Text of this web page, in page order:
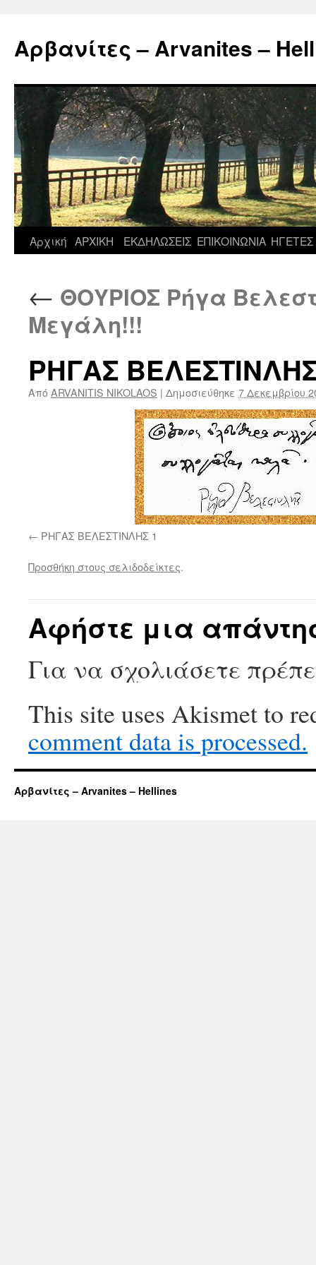
περιεχόμενο
Αρβανίτες – Arvanites –
Αρχική ΑΡΧΙΚΗ ΕΚΔΗΛΩΣΕΙΣ ΕΠΙΚΟΙΝΩΝΙΑ ΗΓΕΤΕΣ
← ΘΟΥΡΙΟΣ Ρήγα
Μεγάλη!!!
ΡΗΓΑΣ
ΑπόARVANITIS NIKOLAOS | Δημοσιεύθηκε 7 Δεκεμβρίου
ΡΗΓΑΣ ΒΕΛΕΣΤΙΝΛΗΣ 1
Προσθήκη στους σελιδοδείκτες.
Αφήστε μια
Για να σχολιάσετε
This site uses Akismet to
comment data is processed.
Αρβανίτες – Arvanites – Hellines